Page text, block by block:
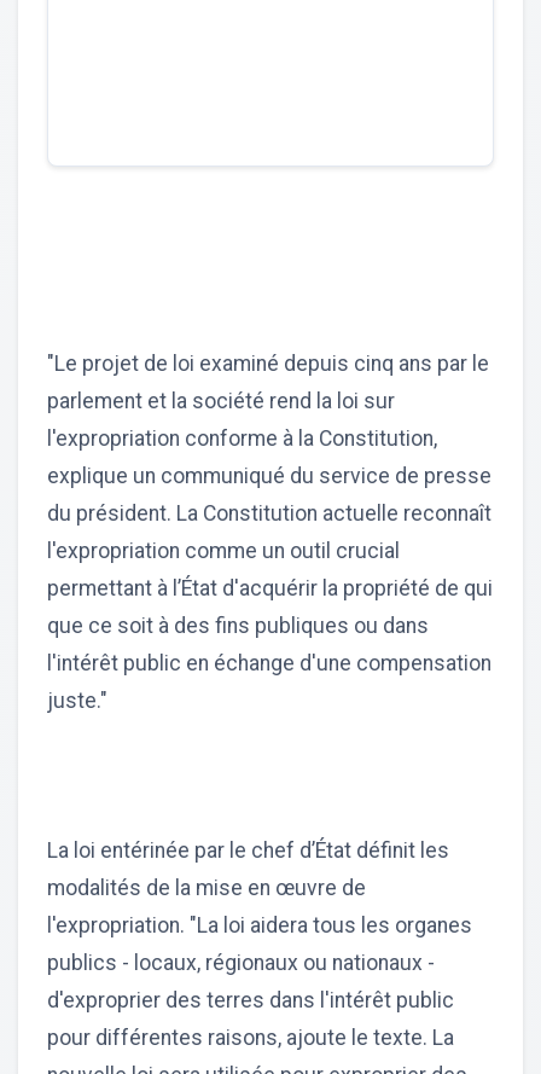
"Le projet de loi examiné depuis cinq ans par le
parlement et la société rend la loi sur
l'expropriation conforme à la Constitution,
explique un communiqué du service de presse
du président. La Constitution actuelle reconnaît
l'expropriation comme un outil crucial
permettant à l’État d'acquérir la propriété de qui
que ce soit à des fins publiques ou dans
l'intérêt public en échange d'une compensation
juste."
La loi entérinée par le chef d’État définit les
modalités de la mise en œuvre de
l'expropriation. "La loi aidera tous les organes
publics - locaux, régionaux ou nationaux -
d'exproprier des terres dans l'intérêt public
pour différentes raisons, ajoute le texte. La